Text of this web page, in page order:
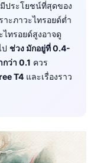
ประโยชน์ที่สุดของ
าะภาวะไทรอยด์ต่ำ
ทรอยด์สูงอาจดู
ช่วง มักอยู่ที่ 0.4-
กว่า 0.1 ควร
T4 และเรื่องราว